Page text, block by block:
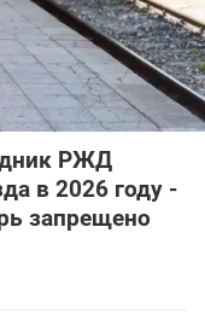
РЖД
в 2026 году -
запрещено